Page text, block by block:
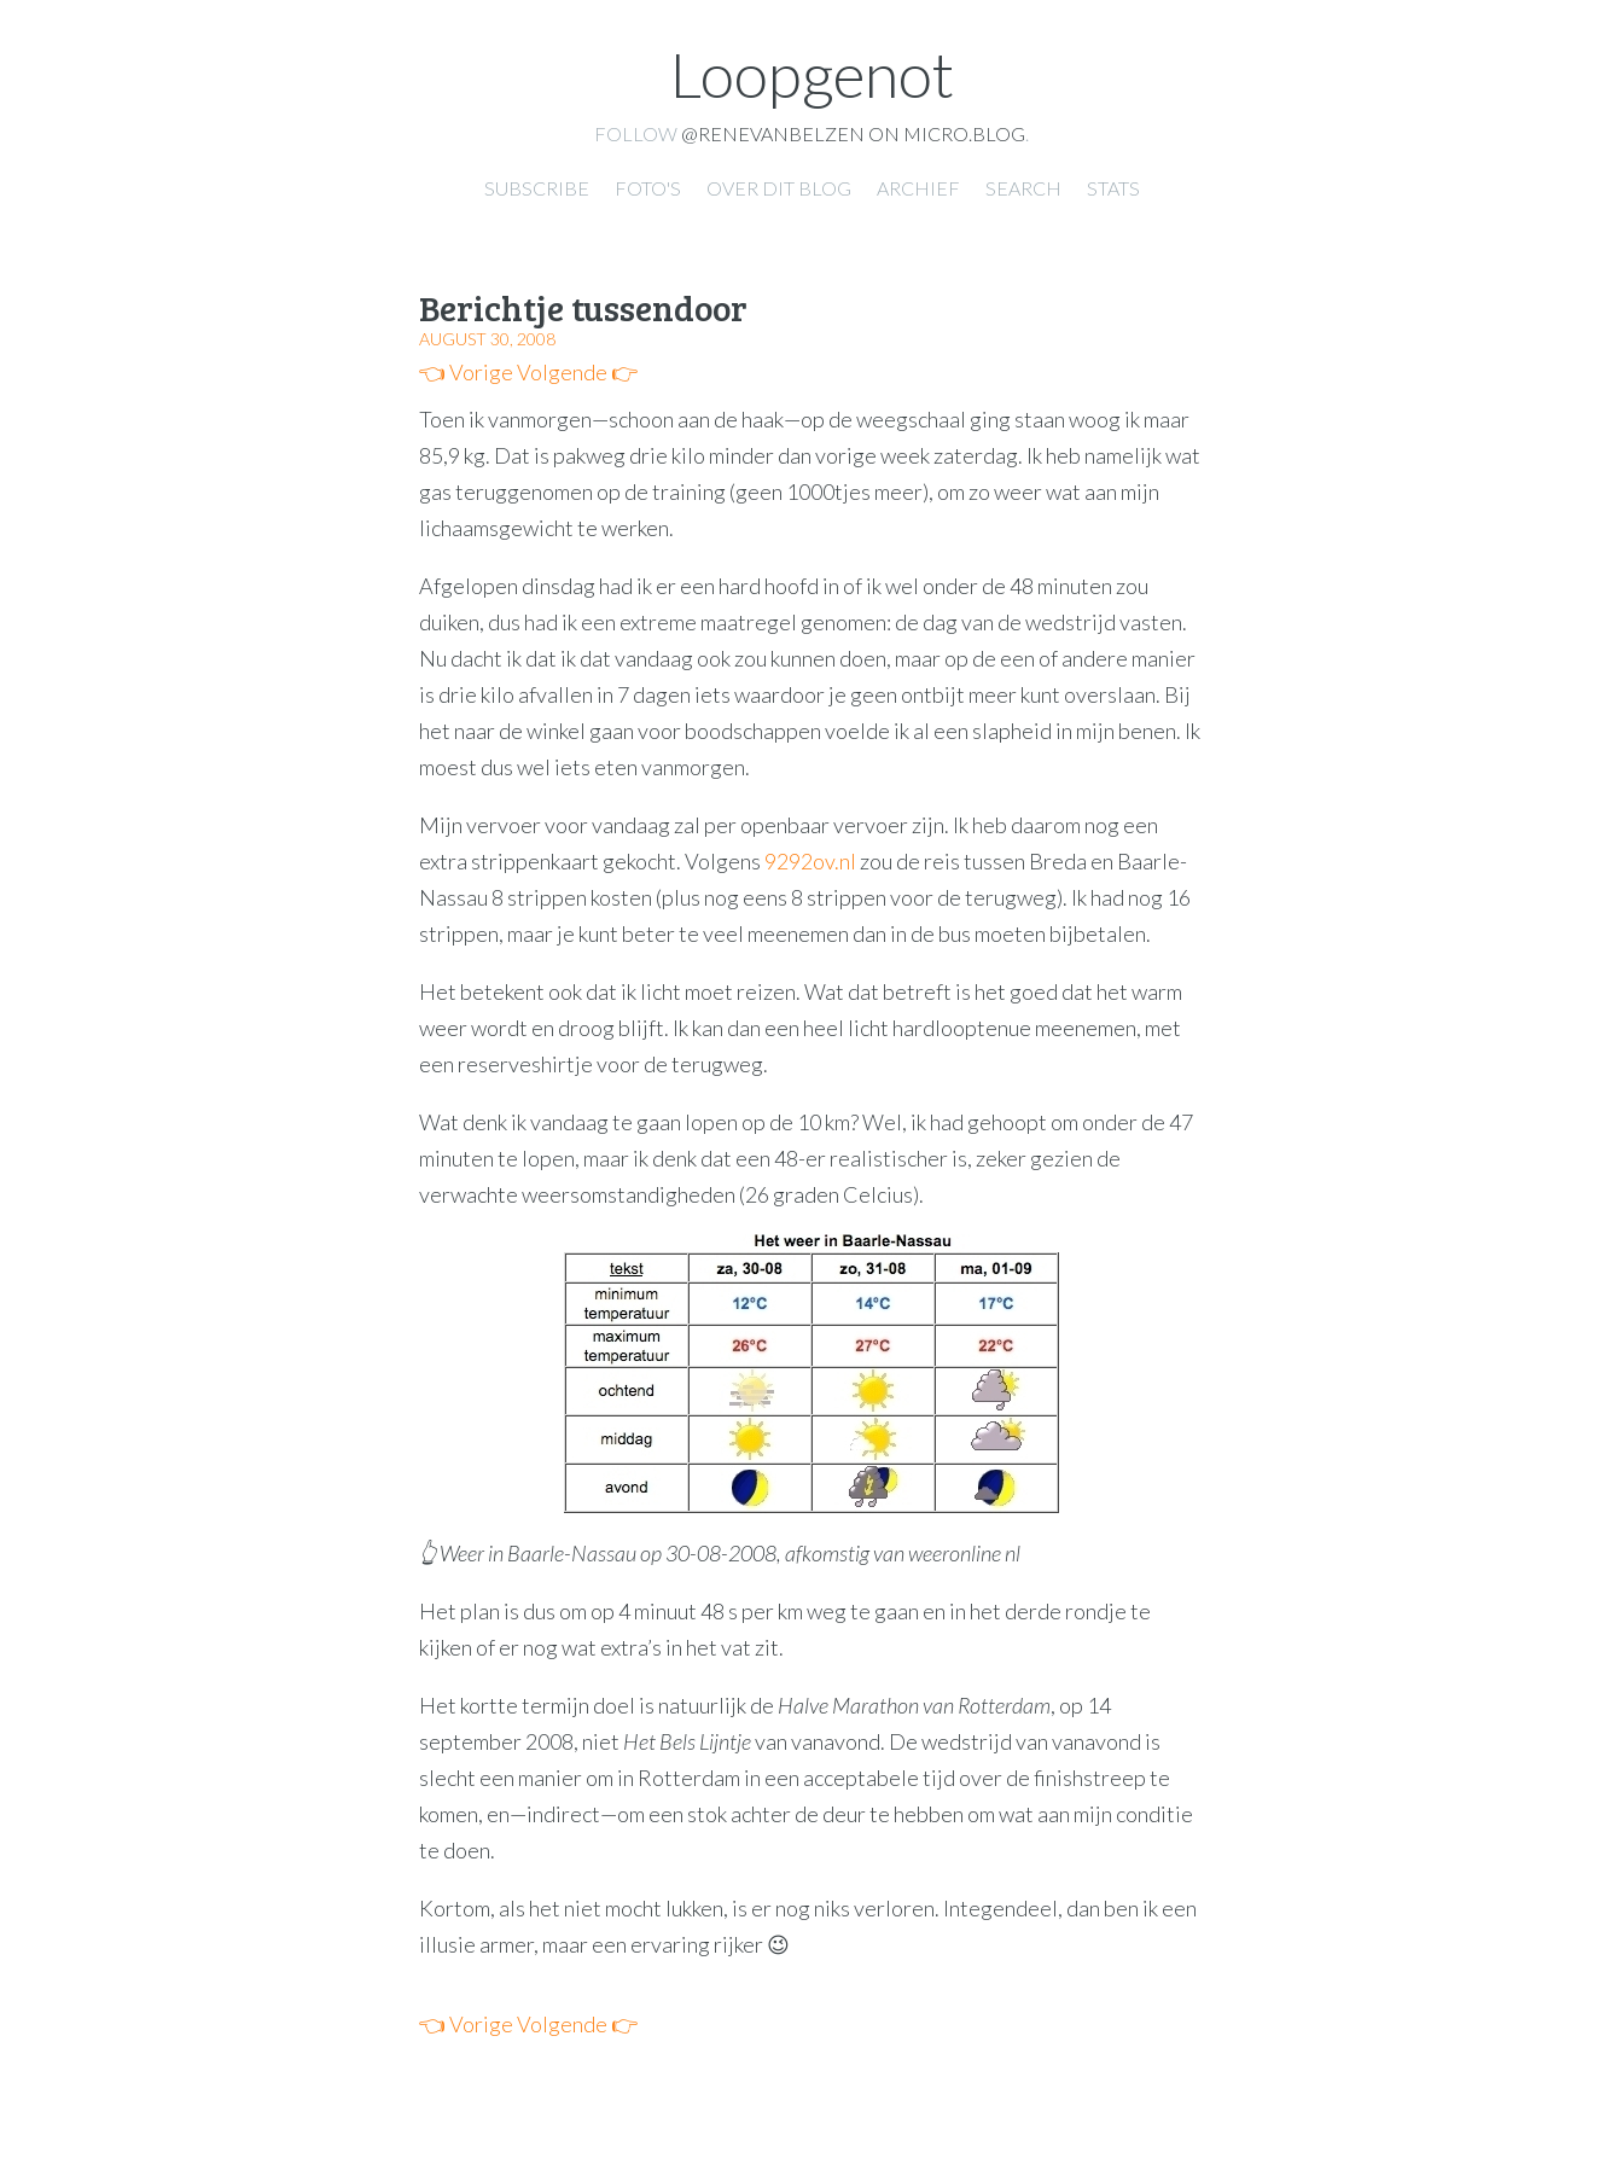
Loopgenot
FOLLOW @RENEVANBELZEN ON MICRO.BLOG.
SUBSCRIBE FOTO'S OVER DIT BLOG ARCHIEF SEARCH STATS
Berichtje tussendoor
AUGUST 30, 2008
👈 VorigeVolgende 👉
Toen ik vanmorgen—schoon aan de haak—op de weegschaal ging staan woog ik maar
85,9 kg. Dat is pakweg drie kilo minder dan vorige week zaterdag. Ik heb namelijk wat
gas teruggenomen op de training (geen 1000tjes meer), om zo weer wat aan mijn
lichaamsgewicht te werken.
Afgelopen dinsdag had ik er een hard hoofd in of ik wel onder de 48 minuten zou
duiken, dus had ik een extreme maatregel genomen: de dag van de wedstrijd vasten.
Nu dacht ik dat ik dat vandaag ook zou kunnen doen, maar op de een of andere manier
is drie kilo afvallen in 7 dagen iets waardoor je geen ontbijt meer kunt overslaan. Bij
het naar de winkel gaan voor boodschappen voelde ik al een slapheid in mijn benen. Ik
moest dus wel iets eten vanmorgen.
Mijn vervoer voor vandaag zal per openbaar vervoer zijn. Ik heb daarom nog een
extra strippenkaart gekocht. Volgens 9292ov.nl zou de reis tussen Breda en Baarle-
Nassau 8 strippen kosten (plus nog eens 8 strippen voor de terugweg). Ik had nog 16
strippen, maar je kunt beter te veel meenemen dan in de bus moeten bijbetalen.
Het betekent ook dat ik licht moet reizen. Wat dat betreft is het goed dat het warm
weer wordt en droog blijft. Ik kan dan een heel licht hardlooptenue meenemen, met
een reserveshirtje voor de terugweg.
Wat denk ik vandaag te gaan lopen op de 10 km? Wel, ik had gehoopt om onder de 47
minuten te lopen, maar ik denk dat een 48-er realistischer is, zeker gezien de
verwachte weersomstandigheden (26 graden Celcius).
👆 Weer in Baarle-Nassau op 30-08-2008, afkomstig van weeronline nl
Het plan is dus om op 4 minuut 48 s per km weg te gaan en in het derde rondje te
kijken of er nog wat extra’s in het vat zit.
Het kortte termijn doel is natuurlijk de Halve Marathon van Rotterdam, op 14
september 2008, niet Het Bels Lijntjevan vanavond. De wedstrijd van vanavond is
slecht een manier om in Rotterdam in een acceptabele tijd over de finishstreep te
komen, en—indirect—om een stok achter de deur te hebben om wat aan mijn conditie
te doen.
Kortom, als het niet mocht lukken, is er nog niks verloren. Integendeel, dan ben ik een
illusie armer, maar een ervaring rijker 😉
👈 VorigeVolgende 👉